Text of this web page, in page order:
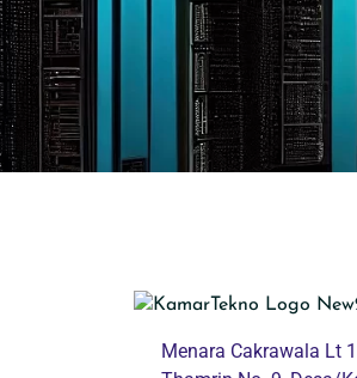
Menara Cakrawala Lt